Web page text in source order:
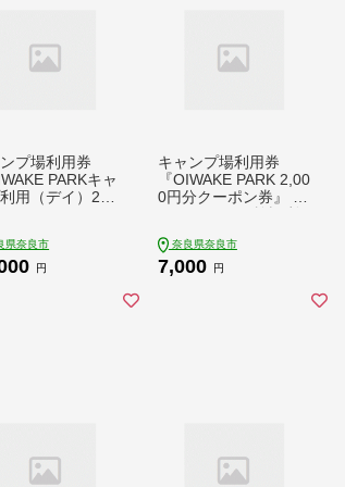
プ場利用券
PARKキャ
用（デイ）2名
利用券 奈良県
なら 10-021
県奈良市
円
キャンプ場利用券
『OIWAKE PARK 2,00
0円分クーポン券』 お
利用券 奈良県 奈良市
なら 7-004
奈良県奈良市
7,000 円